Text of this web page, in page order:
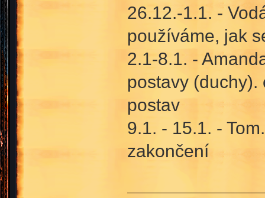
26.12.-1.1. -
používáme, jak
2.1-8.1. -
postavy
postav
9.1. - 15.1. -
zakončení